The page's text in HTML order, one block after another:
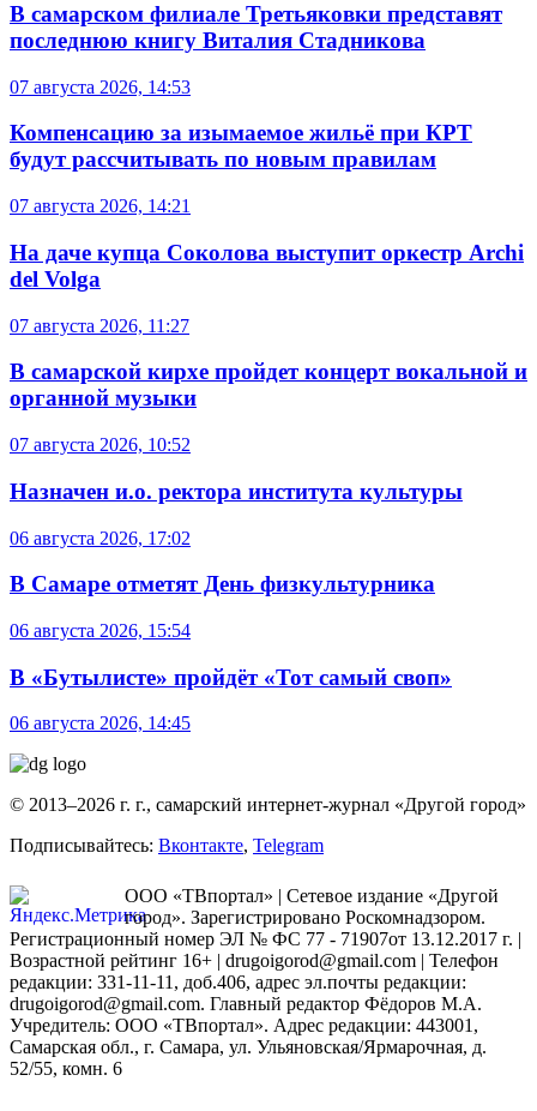
В самарском филиале Третьяковки представят
последнюю книгу Виталия Стадникова
07 августа 2026, 14:53
Компенсацию за изымаемое жильё при КРТ
будут рассчитывать по новым правилам
07 августа 2026, 14:21
На даче купца Соколова выступит оркестр Archi
del Volga
07 августа 2026, 11:27
В самарской кирхе пройдет концерт вокальной и
органной музыки
07 августа 2026, 10:52
Назначен и.о. ректора института культуры
06 августа 2026, 17:02
В Самаре отметят День физкультурника
06 августа 2026, 15:54
В «Бутылисте» пройдёт «Тот самый своп»
06 августа 2026, 14:45
© 2013–2026 г. г., самарский интернет-журнал «Другой город»
Подписывайтесь: Вконтакте, Telegram
ООО «ТВпортал» | Сетевое издание «Другой
город». Зарегистрировано Роскомнадзором.
Регистрационный номер ЭЛ № ФС 77 - 71907от 13.12.2017 г. |
Возрастной рейтинг 16+ | drugoigorod@gmail.com | Телефон
редакции: 331-11-11, доб.406, адрес эл.почты редакции:
drugoigorod@gmail.com. Главный редактор Фёдоров М.А.
Учредитель: ООО «ТВпортал». Адрес редакции: 443001,
Самарская обл., г. Самара, ул. Ульяновская/Ярмарочная, д.
52/55, комн. 6